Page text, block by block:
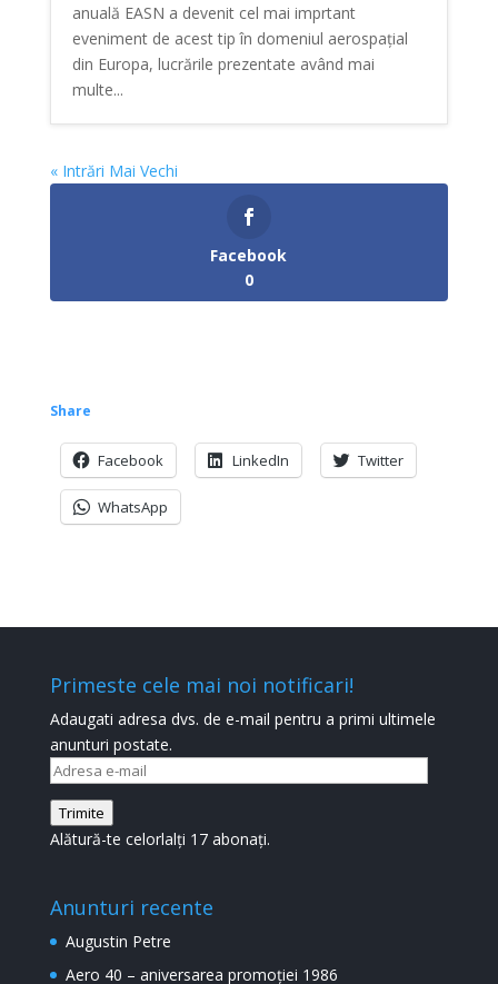
anuală EASN a devenit cel mai imprtant
eveniment de acest tip în domeniul aerospațial
din Europa, lucrările prezentate având mai
multe...
« Intrări Mai Vechi
Facebook
0
Share
Facebook LinkedIn Twitter
WhatsApp
Primeste cele mai noi notificari!
Adaugati adresa dvs. de e-mail pentru a primi ultimele
anunturi postate.
Adresa
e-
mail
Trimite
Alătură-te celorlalți 17 abonați.
Anunturi recente
Augustin Petre
Aero 40 – aniversarea promoției 1986